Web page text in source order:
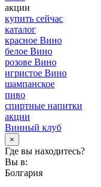
акции
купить сейчас
каталог
красное Вино
белое Вино
розове Вино
игристое Вино
шампанское
пиво
спиртные напитки
акции
Винный клуб
×
Где вы находитесь?
Вы в:
Болгария